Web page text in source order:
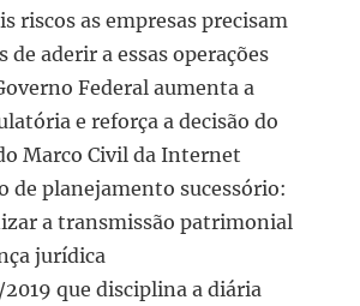
riscos as empresas precisam
de aderir a essas operações
Federal aumenta a
e reforça a decisão do
Marco Civil da Internet
de planejamento sucessório:
a transmissão patrimonial
jurídica
que disciplina a diária